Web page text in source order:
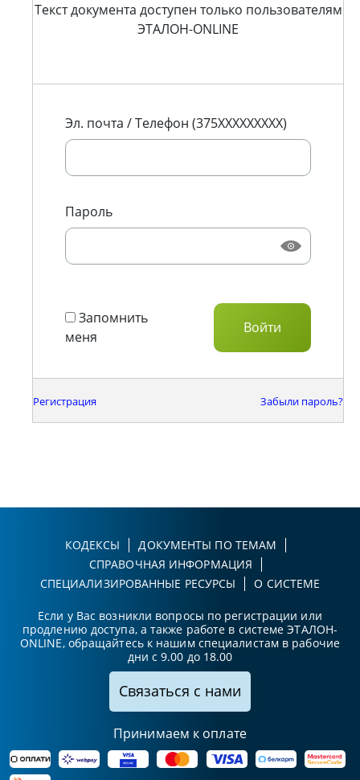
Текст документа доступен только пользователям
ЭТАЛОН-ONLINE
Эл. почта / Телефон (375XXXXXXXXX)
Пароль
Запомнить
меня
Регистрация Забыли пароль?
КОДЕКСЫ
ДОКУМЕНТЫ ПО ТЕМАМ
СПРАВОЧНАЯ ИНФОРМАЦИЯ
СПЕЦИАЛИЗИРОВАННЫЕ РЕСУРСЫ
О СИСТЕМЕ
Если у Вас возникли вопросы по регистрации или
продлению доступа, а также работе в системе ЭТАЛОН-
ONLINE, обращайтесь к нашим специалистам в рабочие
дни с 9.00 до 18.00
Связаться с нами
Принимаем к оплате